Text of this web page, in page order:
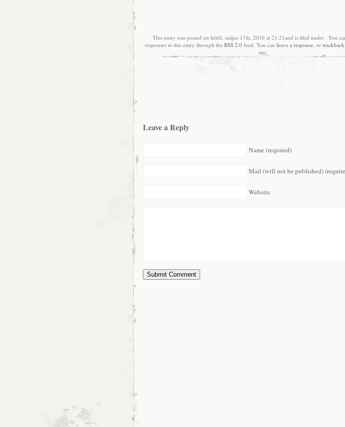
This entry was posted on hétfő, május 17th, 2010 at 21:21and is filed under . You
responses to this entry through the RSS 2.0 feed. You can leave a response, or trackback
site.
Leave a Reply
Name (required)
Mail (will not be published)
Website